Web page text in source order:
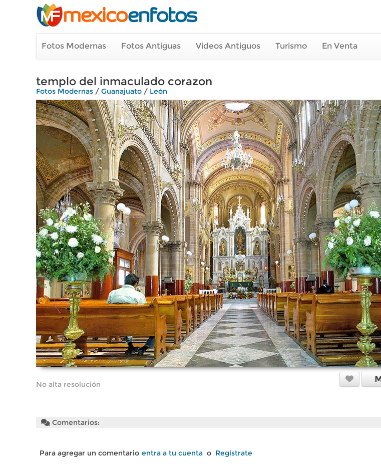
Fotos Modernas Fotos Antiguas Videos Antiguos Turismo En Venta
templo del inmaculado corazon
Fotos Modernas / Guanajuato / León
No alta resolución
Comentarios:
Para agregar un comentario entra a tu cuenta o Regístrate